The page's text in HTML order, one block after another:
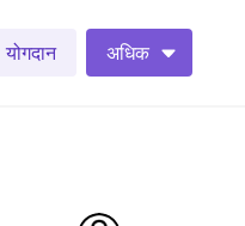
योगदान अधिक